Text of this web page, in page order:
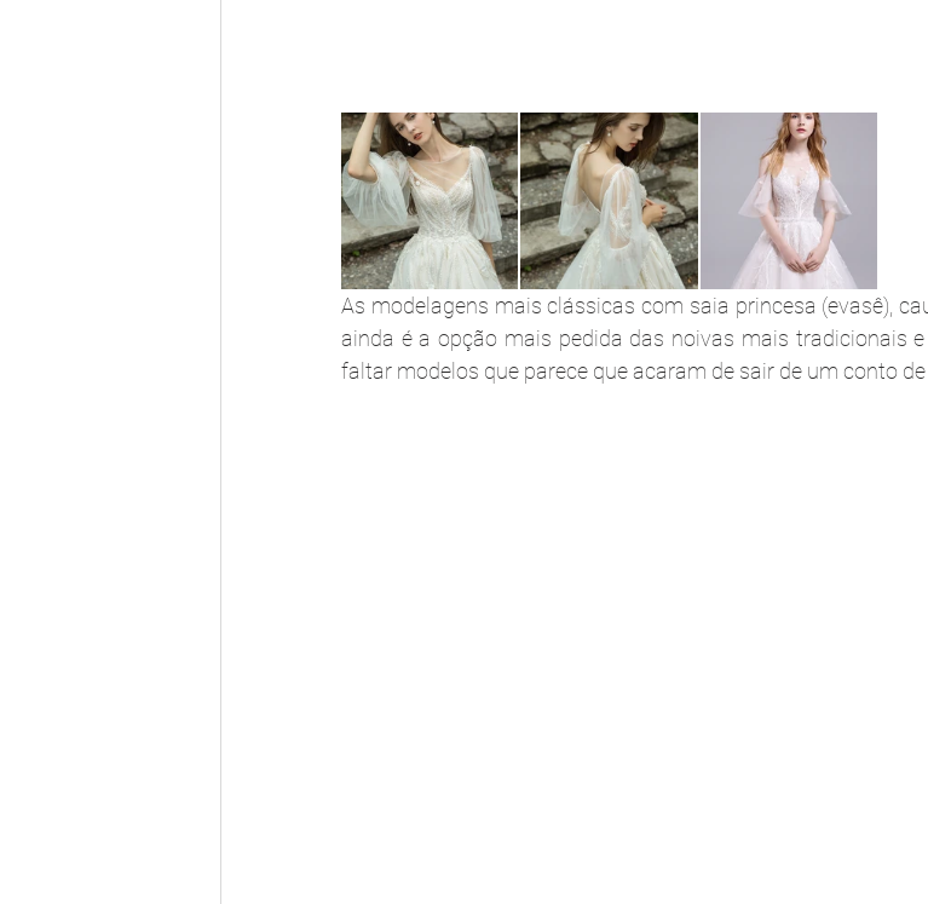
As modelagens mais clássicas com saia princesa (evasê),
ainda é a opção mais pedida das noivas mais tradicionais
faltar modelos que parece que acaram de sair de um conto de